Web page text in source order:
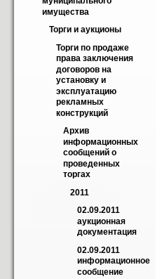
имущества
Торги и аукционы
Торги по продаже
права заключения
договоров на
установку и
эксплуатацию
рекламных
конструкций
Архив
информационных
сообщений о
проведенных
торгах
2011
02.09.2011
аукционная
документация
02.09.2011
информационное
сообщение